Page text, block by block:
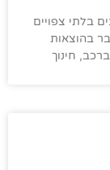
בלתי צפויים
בהוצאות
חינוך